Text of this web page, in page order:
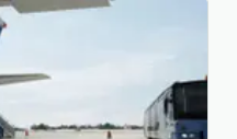
puanları ve çeşitli seyahat
fırsatları giriyor.